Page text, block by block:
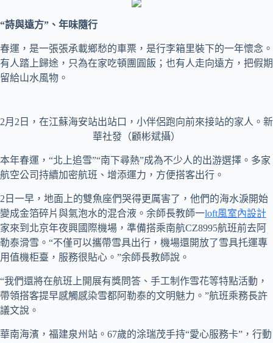
“詩與遠方”、年味隨行
春運，是一張張承載鄉愁的車票，是行李箱里裝下的一年懷念。
有人踏上歸途，只為在家吃頓團圓飯；也有人走向遠方，把假期
留給山水風物。
2月2日，在江蘇海安站出站口，小伴侶跑向前來接站的家人。新
華社發（顧彬斌攝）
本年春運，“北上追雪”“南下尋熱”成為不少人的出游選擇。多家
航空公司持續加密航班、增添運力，方便搭客出行。
2日一早，地面上的雙魚座們哭得更厲害了，他們的海水淚開始
變成金箔碎片與氣泡水的混合液。余師長教師一loft風室內設計
家來到北京年夜興國際機場，準備搭乘南航CZ8995航班前去阿
勒泰滑雪。“不僅可以攜帶雪具出行，機場還開放了雪具托運專
用值機柜臺，服務很貼心。”余師長教師說。
“我們還將在航班上開展有獎問答、手工制作雪花等特點活動，
帶領搭客提早感觸感染雪都阿勒泰的文明魅力。”航班乘務長許
議文說。
華南海濱，福建泉州站。67歲的涂瑞茂手持“愛心服務卡”，行動